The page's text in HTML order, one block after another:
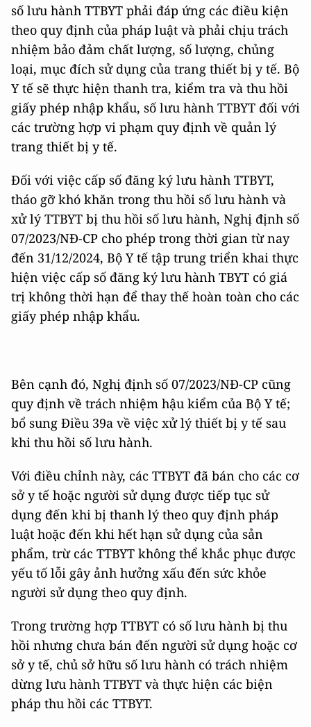
số lưu hành TTBYT phải đáp ứng các điều kiện
theo quy định của pháp luật và phải chịu trách
nhiệm bảo đảm chất lượng, số lượng, chủng
loại, mục đích sử dụng của trang thiết bị y tế. Bộ
Y tế sẽ thực hiện thanh tra, kiểm tra và thu hồi
giấy phép nhập khẩu, số lưu hành TTBYT đối với
các trường hợp vi phạm quy định về quản lý
trang thiết bị y tế.
Đối với việc cấp số đăng ký lưu hành TTBYT,
tháo gỡ khó khăn trong thu hồi số lưu hành và
xử lý TTBYT bị thu hồi số lưu hành, Nghị định số
07/2023/NĐ-CP cho phép trong thời gian từ nay
đến 31/12/2024, Bộ Y tế tập trung triển khai thực
hiện việc cấp số đăng ký lưu hành TBYT có giá
trị không thời hạn để thay thế hoàn toàn cho các
giấy phép nhập khẩu.
Bên cạnh đó, Nghị định số 07/2023/NĐ-CP cũng
quy định về trách nhiệm hậu kiểm của Bộ Y tế;
bổ sung Điều 39a về việc xử lý thiết bị y tế sau
khi thu hồi số lưu hành.
Với điều chỉnh này, các TTBYT đã bán cho các cơ
sở y tế hoặc người sử dụng được tiếp tục sử
dụng đến khi bị thanh lý theo quy định pháp
luật hoặc đến khi hết hạn sử dụng của sản
phẩm, trừ các TTBYT không thể khắc phục được
yếu tố lỗi gây ảnh hưởng xấu đến sức khỏe
người sử dụng theo quy định.
Trong trường hợp TTBYT có số lưu hành bị thu
hồi nhưng chưa bán đến người sử dụng hoặc cơ
sở y tế, chủ sở hữu số lưu hành có trách nhiệm
dừng lưu hành TTBYT và thực hiện các biện
pháp thu hồi các TTBYT.